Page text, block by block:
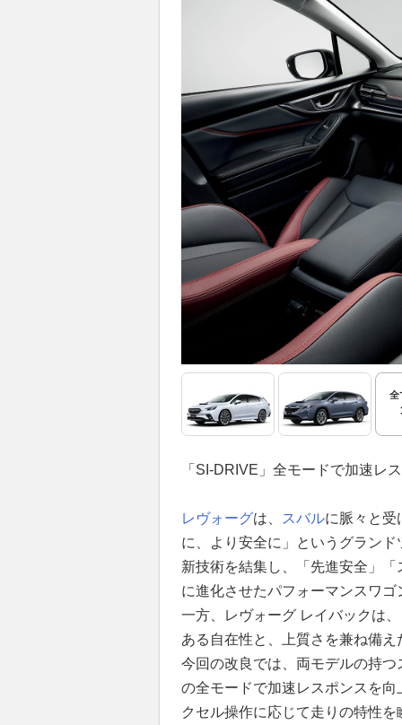
全
「SI-DRIVE」全モードで加速レ
レヴォーグは、 スバルに脈々と受
に、より安全に」というグラン
新技術を結集し、「先進安全」
に進化させたパフォーマンスワゴ
一方、レヴォーグ レイバックは
ある自在性と、上質さを兼ね備
今回の改良では、両モデルの持
の全モードで加速レスポンスを
クセル操作に応じて走りの特性